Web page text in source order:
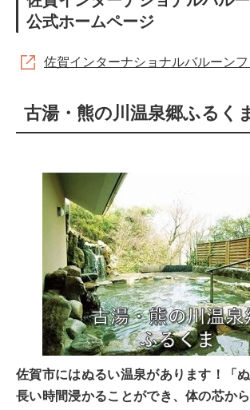
公式ホームページ
佐賀インターナショナルバルーンフ
古湯・熊の川温泉郷ふるく
佐賀市にはぬるい温泉があります！「ぬ
長い時間浸かることができ、体の芯か